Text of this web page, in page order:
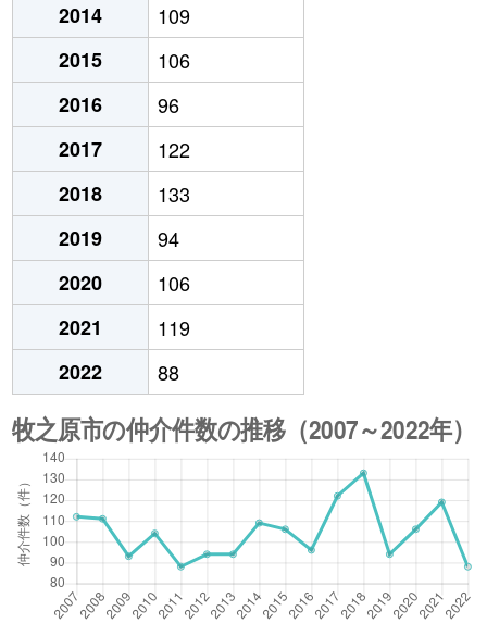
2014
109
2015
106
2016
96
2017
122
2018
133
2019
94
2020
106
2021
119
2022
88